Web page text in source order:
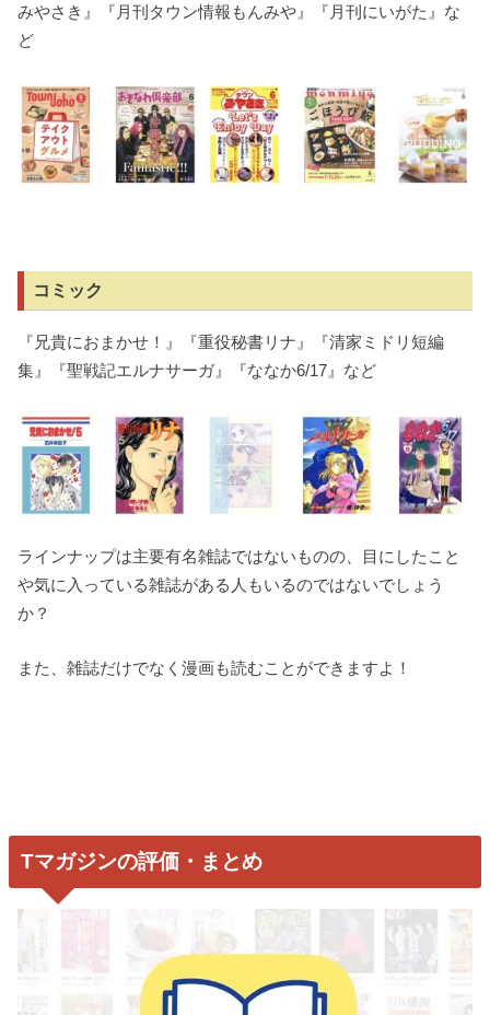
みやさき』『月刊タウン情報もんみや』『月刊にいがた』な
ど
コミック
『兄貴におまかせ！』『重役秘書リナ』『清家ミドリ短編
集』『聖戦記エルナサーガ』『ななか6/17』など
ラインナップは主要有名雑誌ではないものの、目にしたこと
や気に入っている雑誌がある人もいるのではないでしょう
か？
また、雑誌だけでなく漫画も読むことができますよ！
Tマガジンの評価・まとめ